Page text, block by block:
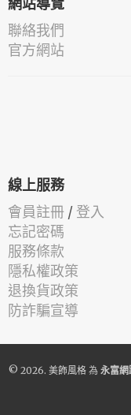
網站導覽
聯絡我們
官方網站
線上服務
會員註冊 / 登入
忘記密碼
服務條款
隱私權政策
退換貨政策
防詐騙宣導
© 2026. 美飾風格為 永富